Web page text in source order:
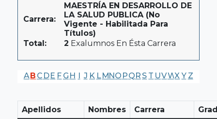
Carrera:
MAESTRÍA EN DESARROLLO DE
LA SALUD PUBLICA (No
Vigente - Habilitada Para
Títulos)
Total:
2 Exalumnos En Ésta Carrera
AB C DE F G H I J K LMNO PQR S T UVWX Y Z
Apellidos Nombres Carrera